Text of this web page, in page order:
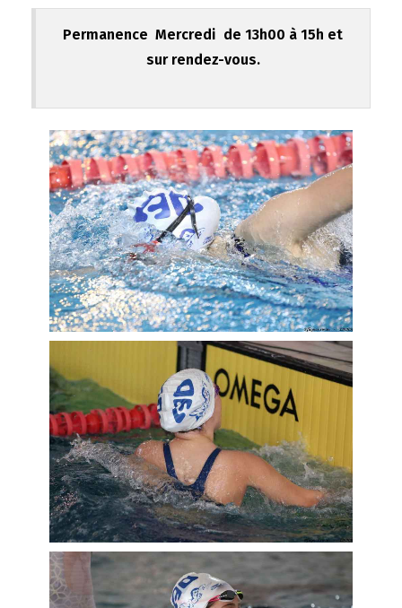
Permanence Mercredi de 13h00 à 15h et
sur rendez-vous.